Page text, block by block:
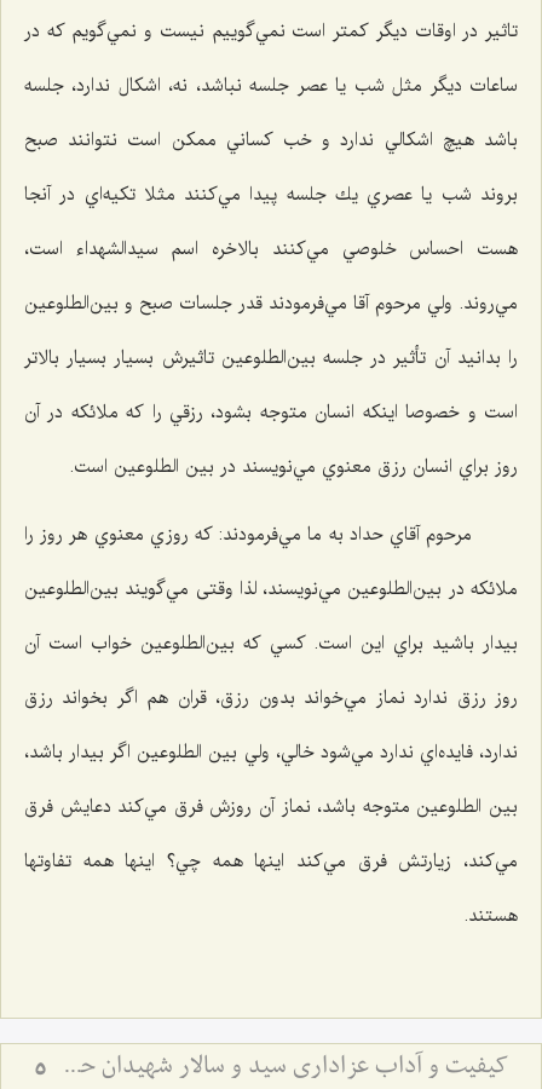
تاثير در اوقات ديگر كمتر است نمي‌گوييم نيست و نمي‌گويم كه در
ساعات ديگر مثل شب یا عصر جلسه نباشد، نه، اشكال ندارد، جلسه
باشد هيچ اشكالي ندارد و خب كساني ممكن است نتوانند صبح
بروند شب يا عصري يك جلسه پيدا مي‌كنند مثلا تكيه‌اي در آ‌نجا
هست احساس خلوصي مي‌كنند بالاخره اسم سيدالشهداء است،
مي‌روند. ولي مرحوم آقا مي‌فرمودند قدر جلسات صبح و بين‌الطلوعين
را بدانيد آن تأثير در جلسه بين‌الطلوعين تاثيرش بسيار بسيار بالاتر
است و خصوصا اينكه انسان متوجه بشود، رزقي را كه ملائكه در آن
روز براي انسان رزق معنوي مي‌نويسند در بين الطلوعين است.
مرحوم آقاي حداد به ما مي‌فرمودند: كه روزي معنوي هر روز را
ملائكه در بين‌الطلوعين مي‌نويسند، لذا وقتی مي‌گويند بين‌الطلوعين
بيدار باشيد براي اين است. كسي كه بين‌الطلوعين خواب است آن
روز رزق ندارد نماز مي‌خواند بدون رزق، قران هم اگر بخواند رزق
ندارد، فايده‌اي ندارد مي‌شود خالي، ولي بين الطلوعين اگر بيدار باشد،
بين الطلوعين متوجه باشد، نماز آن روزش فرق مي‌كند دعايش فرق
مي‌كند، زيارتش فرق مي‌كند اينها همه چي؟ اينها همه تفاوتها
هستند.
کیفیت و آداب عزاداری سید و سالار شهیدان حضرت أباعبداللَه الحسین علیه السلام 5